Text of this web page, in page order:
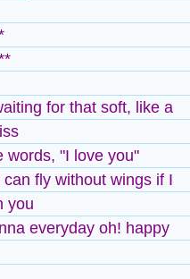
for that soft, like a
words, "I love you"
can fly without wings if I
you
everyday oh! happy